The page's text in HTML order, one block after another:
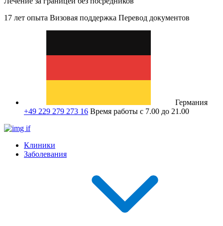
17 лет опыта Визовая поддержка Перевод документов
Германия
+49 229 279 273 16 Время работы с 7.00 до 21.00
Клиники
Заболевания